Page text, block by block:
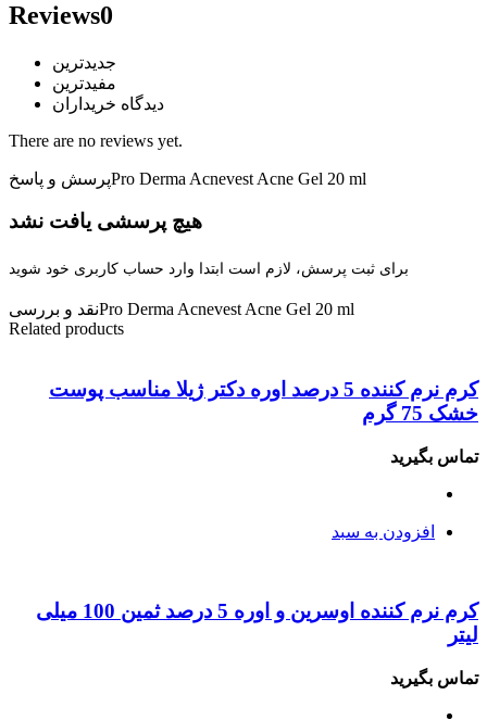
Reviews0
جدیدترین
مفیدترین
دیدگاه خریداران
There are no reviews yet.
پرسش و پاسخPro Derma Acnevest Acne Gel 20 ml
هیچ پرسشی یافت نشد
برای ثبت پرسش، لازم است ابتدا وارد حساب کاربری خود شوید
نقد و بررسیPro Derma Acnevest Acne Gel 20 ml
Related products
کرم نرم کننده 5 درصد اوره دکتر ژیلا مناسب پوست
خشک 75 گرم
تماس بگیرید
افزودن به سبد
کرم نرم کننده اوسرین و اوره 5 درصد ثمین 100 میلی
لیتر
تماس بگیرید